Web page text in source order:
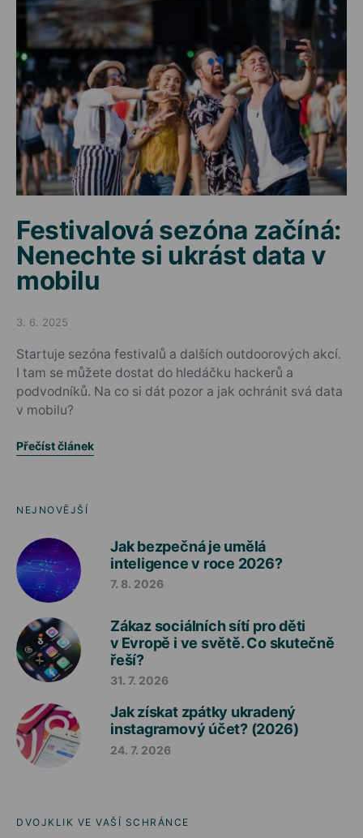
Festivalová sezóna začíná:
Nenechte si ukrást data v
mobilu
Posted on
3. 6. 2025
Startuje sezóna festivalů a dalších outdoorových akcí.
I tam se můžete dostat do hledáčku hackerů a
podvodníků. Na co si dát pozor a jak ochránit svá data
v mobilu?
Přečíst článek
NEJNOVĚJŠÍ
Jak bezpečná je umělá
inteligence v roce 2026?
7. 8. 2026
Zákaz sociálních sítí pro děti
v Evropě i ve světě. Co skutečně
řeší?
31. 7. 2026
Jak získat zpátky ukradený
instagramový účet? (2026)
24. 7. 2026
DVOJKLIK VE VAŠÍ SCHRÁNCE